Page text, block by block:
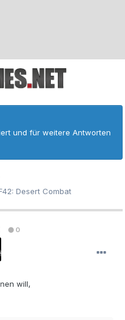
und für weitere Antworten
Desert Combat
0
will,